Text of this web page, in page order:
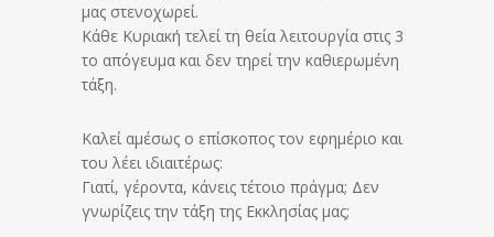
μας στενοχωρεί.
Κάθε Κυριακή τελεί τη θεία λειτουργία στις 3
το απόγευμα και δεν τηρεί την καθιερωμένη
τάξη.
Καλεί αμέσως ο επίσκοπος τον εφημέριο και
του λέει ιδιαιτέρως:
Γιατί, γέροντα, κάνεις τέτοιο πράγμα; Δεν
γνωρίζεις την τάξη της Εκκλησίας μας;